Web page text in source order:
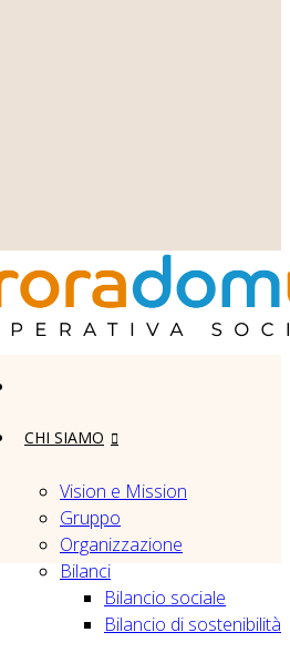
CHI SIAMO
Vision e Mission
Gruppo
Organizzazione
Bilanci
Bilancio sociale
Bilancio di sostenibilità